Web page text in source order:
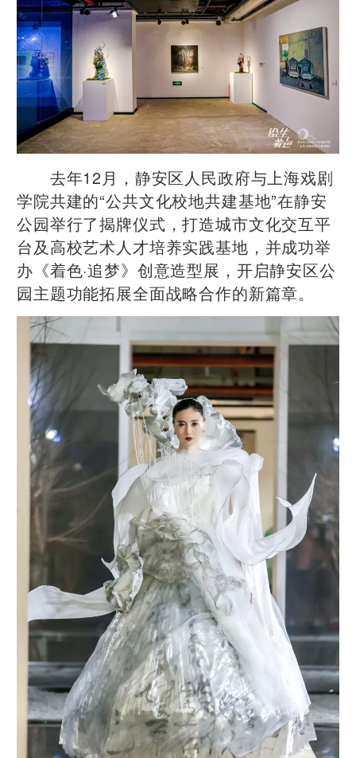
去年12月，静安区人民政府与上海戏剧
学院共建的“公共文化校地共建基地”在静安
公园举行了揭牌仪式，打造城市文化交互平
台及高校艺术人才培养实践基地，并成功举
办《着色·追梦》创意造型展，开启静安区公
园主题功能拓展全面战略合作的新篇章。